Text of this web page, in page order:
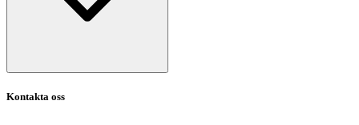
Kontakta oss